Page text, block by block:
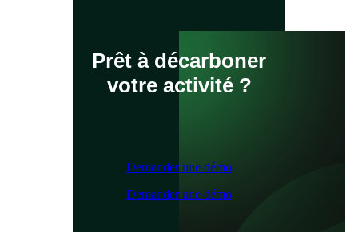
Prêt à décarboner
votre activité ?
Demander une démo
Demander une démo